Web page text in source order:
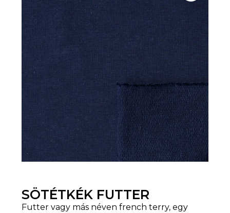
SÖTÉTKÉK FUTTER
Futter vagy más néven french terry, egy